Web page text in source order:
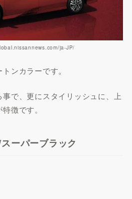
ja-JP/
ンカラーです。
で、更にスタイリッシュに、上
徴です。
ーパーブラック